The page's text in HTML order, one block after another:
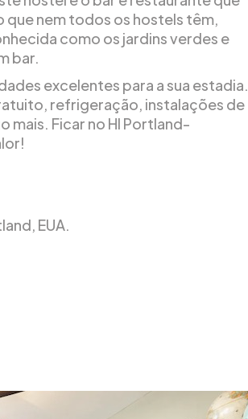
que nem todos os hostels têm,
como os jardins verdes e
bar.
excelentes para a sua estadia.
refrigeração, instalações de
mais. Ficar no HI Portland-
EUA.